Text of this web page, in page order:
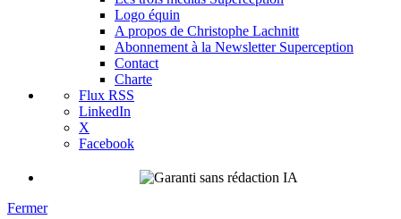
Logo équin
A propos de Christophe Lachnitt
Abonnement à la Newsletter Superception
Contact
Charte
Flux RSS
LinkedIn
X
Facebook
Fermer